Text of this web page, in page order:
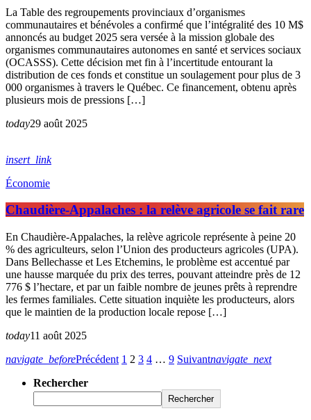
La Table des regroupements provinciaux d’organismes
communautaires et bénévoles a confirmé que l’intégralité des 10 M$
annoncés au budget 2025 sera versée à la mission globale des
organismes communautaires autonomes en santé et services sociaux
(OCASSS). Cette décision met fin à l’incertitude entourant la
distribution de ces fonds et constitue un soulagement pour plus de 3
000 organismes à travers le Québec. Ce financement, obtenu après
plusieurs mois de pressions […]
today29 août 2025
insert_link
Économie
Chaudière-Appalaches : la relève agricole se fait rare
En Chaudière-Appalaches, la relève agricole représente à peine 20
% des agriculteurs, selon l’Union des producteurs agricoles (UPA).
Dans Bellechasse et Les Etchemins, le problème est accentué par
une hausse marquée du prix des terres, pouvant atteindre près de 12
776 $ l’hectare, et par un faible nombre de jeunes prêts à reprendre
les fermes familiales. Cette situation inquiète les producteurs, alors
que le maintien de la production locale repose […]
today11 août 2025
navigate_beforePrécédent 1 2 3 4 … 9 Suivantnavigate_next
Rechercher
Rechercher